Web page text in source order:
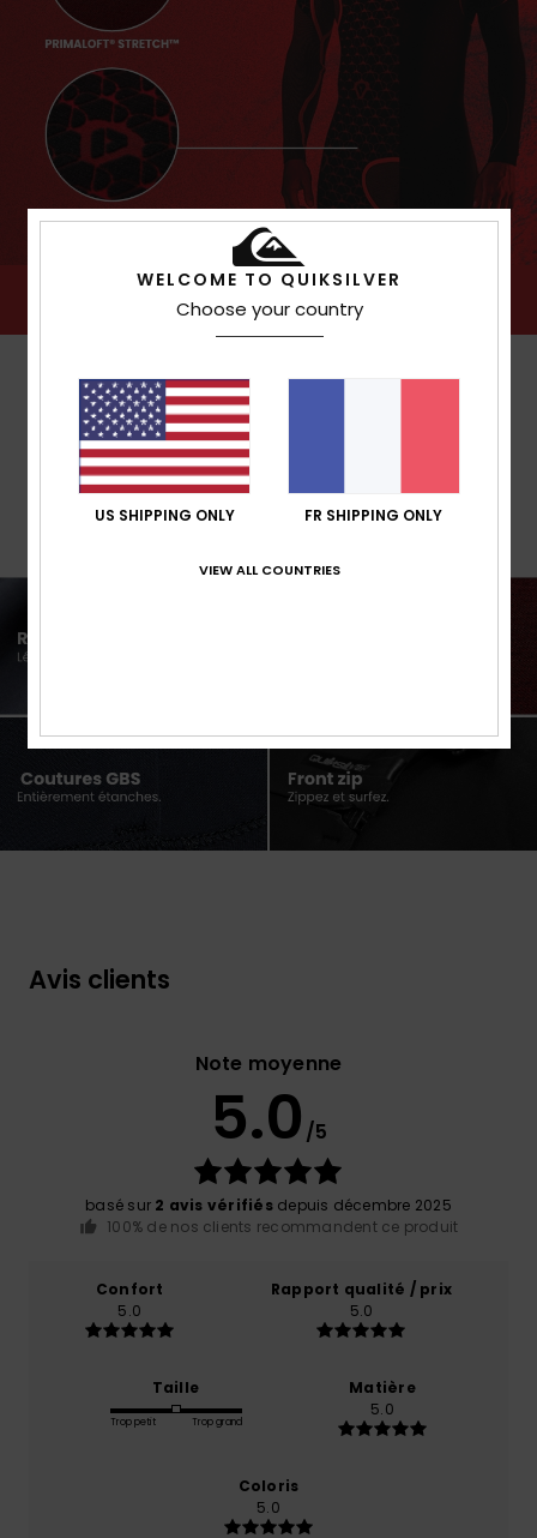
Avis clients
Note moyenne
5.0 /5
basé sur 2 avis vérifiésdepuis décembre 2025
100% de nos clients recommandent ce produit
Confort
5.0
Rapport qualité / prix
5.0
Taille
Trop petit Trop grand
Matière
5.0
Coloris
5.0
WELCOME TO QUIKSILVER
Choose your country
US SHIPPING ONLY FR SHIPPING ONLY
VIEW ALL COUNTRIES